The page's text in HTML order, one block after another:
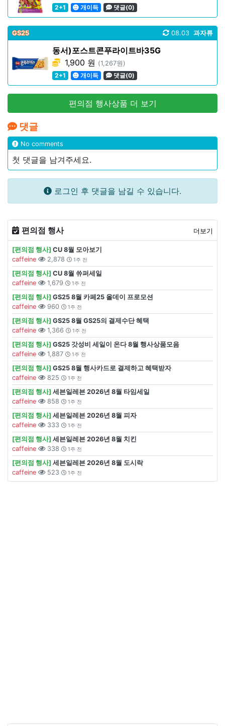
2+1 개이득 댓글(0)
GS25 과자류
08.03
동서)포스트콘푸라이트바35G
1,900 원 (1,267원)
2+1
개이득 댓글(0)
편의점 행사상품 더 보기
댓글
No comments
첫 댓글을 남겨주세요.
로그인 후 댓글을 남길 수 있습니다.
편의점 행사 더보기
[편의점 행사] CU 8월 모아보기
caffeine
2,878 1주 전
[편의점 행사] CU 8월 쓔퍼세일
caffeine
1,679 1주 전
[편의점 행사] GS25 8월 카페25 올데이 프로모션
caffeine
960 1주 전
[편의점 행사] GS25 8월 GS25의 결제수단 혜택
caffeine
1,366 1주 전
[편의점 행사] GS25 갓성비 세일이 온다 8월 행사상품모음
caffeine
1,887 1주 전
[편의점 행사] GS25 8월 행사카드로 결제하고 혜택받자
caffeine
825 1주 전
[편의점 행사] 세븐일레븐 2026년 8월 타임세일
caffeine
858 1주 전
[편의점 행사] 세븐일레븐 2026년 8월 피자
caffeine
333 1주 전
[편의점 행사] 세븐일레븐 2026년 8월 치킨
caffeine
338 1주 전
[편의점 행사] 세븐일레븐 2026년 8월 도시락
caffeine
523 1주 전